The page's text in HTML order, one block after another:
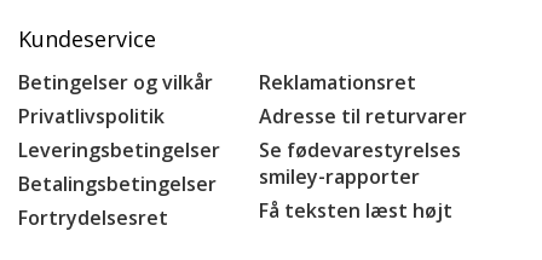
Kundeservice
Betingelser og vilkår
Privatlivspolitik
Leveringsbetingelser
Betalingsbetingelser
Fortrydelsesret
Reklamationsret
Adresse til returvarer
Se fødevarestyrelses
smiley-rapporter
Få teksten læst højt